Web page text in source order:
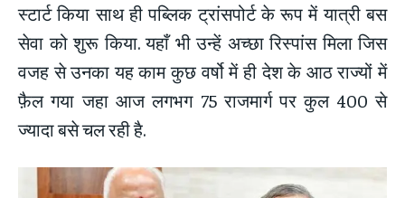
स्टार्ट किया साथ ही पब्लिक ट्रांसपोर्ट के रूप में यात्री बस
सेवा को शुरू किया. यहाँ भी उन्हें अच्छा रिस्पांस मिला जिस
वजह से उनका यह काम कुछ वर्षो में ही देश के आठ राज्यों में
फ़ैल गया जहा आज लगभग 75 राजमार्ग पर कुल 400 से
ज्यादा बसे चल रही है.